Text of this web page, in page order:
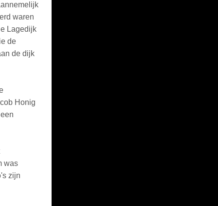
waren
Lagedijk
de
de dijk
Honig
was
zijn